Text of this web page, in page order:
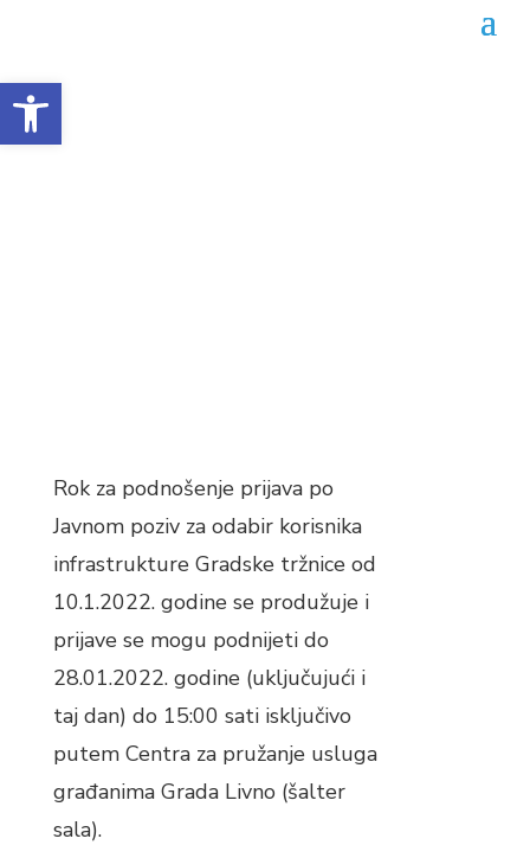
Open toolbar
Rok za podnošenje prijava po
Javnom poziv za odabir korisnika
infrastrukture Gradske tržnice od
10.1.2022. godine se produžuje i
prijave se mogu podnijeti do
28.01.2022. godine (uključujući i
taj dan) do 15:00 sati isključivo
putem Centra za pružanje usluga
građanima Grada Livno (šalter
sala).